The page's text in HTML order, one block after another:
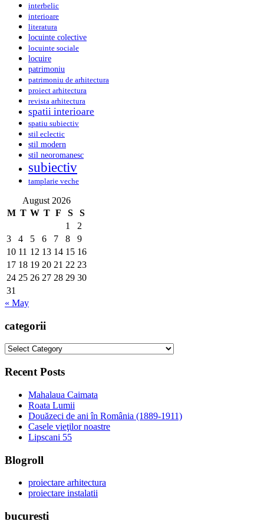
interbelic
interioare
literatura
locuinte colective
locuinte sociale
locuire
patrimoniu
patrimoniu de arhitectura
proiect arhitectura
revista arhitectura
spatii interioare
spatiu subiectiv
stil eclectic
stil modern
stil neoromanesc
subiectiv
tamplarie veche
August 2026
M T W T F S
S
1
2
3
4 5 6 7 8
9
10 11 12 13 14 15 16
17 18 19 20 21 22 23
24 25 26 27 28 29 30
31
« May
categorii
categorii
Recent Posts
Mahalaua Caimata
Roata Lumii
Douăzeci de ani în România (1889-1911)
Casele vieţilor noastre
Lipscani 55
Blogroll
proiectare arhitectura
proiectare instalatii
bucuresti